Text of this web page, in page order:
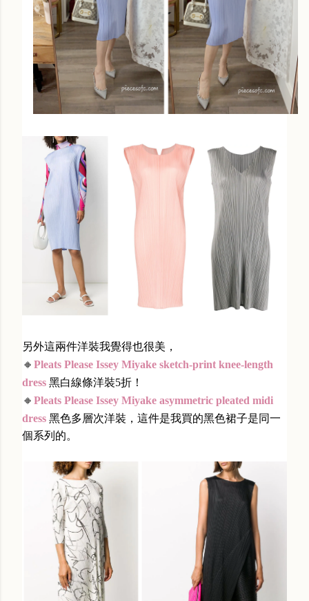
另外這兩件洋裝我覺得也很美，
🔸 Pleats Please Issey Miyake sketch-print knee-length
dress 黑白線條洋裝5折！
🔸 Pleats Please Issey Miyake asymmetric pleated midi
dress 黑色多層次洋裝，這件是我買的黑色裙子是同一
個系列的。